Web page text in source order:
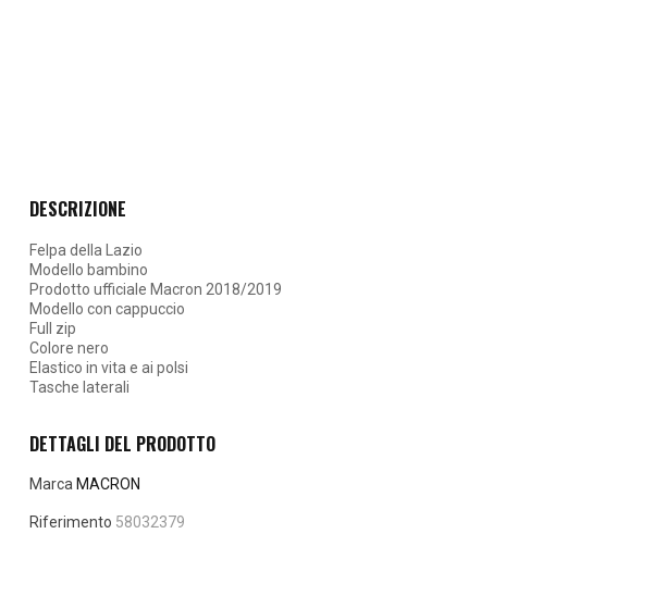
DESCRIZIONE
Felpa della Lazio
Modello bambino
Prodotto ufficiale Macron 2018/2019
Modello con cappuccio
Full zip
Colore nero
Elastico in vita e ai polsi
Tasche laterali
DETTAGLI DEL PRODOTTO
Marca MACRON
Riferimento 58032379